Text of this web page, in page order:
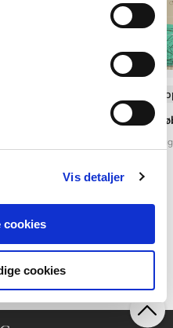
Vis detaljer
cookies
cookies
Softcover med
Anvisning 256:
Inge